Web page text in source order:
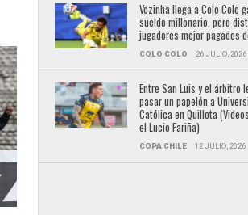
Vozinha llega a Colo Colo
sueldo millonario, pero
jugadores mejor pagados
COLO COLO 26 JULIO, 2026
Entre San Luis y el árbitro
pasar un papelón a
Católica en Quillota
el Lucio Fariña)
COPA CHILE 12 JULIO, 2026